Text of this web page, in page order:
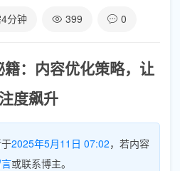
4分钟 399 0
：内容优化策略，让
度飙升
2025年5月11日 07:02，若内容
或联系博主。